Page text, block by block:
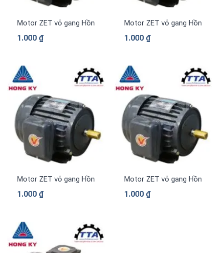
Motor ZET vỏ gang Hồng Ký PLC-Z314
1.000 ₫
Motor ZET vỏ gang Hồng Ký
1.000 ₫
Motor ZET vỏ gang Hồng Ký PLC-Z1.514
1.000 ₫
Motor ZET vỏ gang Hồng Ký
1.000 ₫